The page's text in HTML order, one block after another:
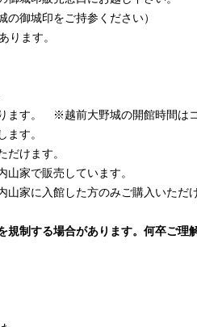
の御城印をご持参ください）
ります。
ます。 ※越前大野城の開館時間は
ます。
だけます。
山家で販売しています。
山家に入館した方のみご購入いただ
規制する場合があります。 何卒ご理